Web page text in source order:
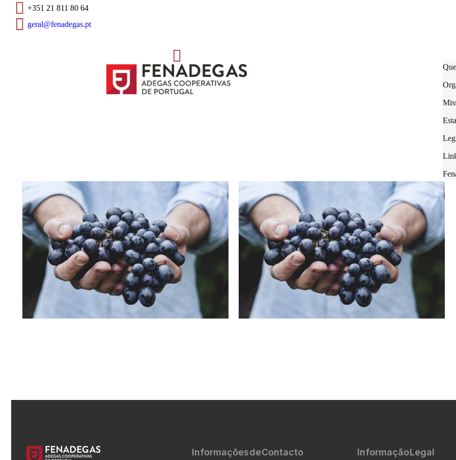
+351 21 811 80 64
geral@fenadegas.pt
Informações de Contacto Informação Legal